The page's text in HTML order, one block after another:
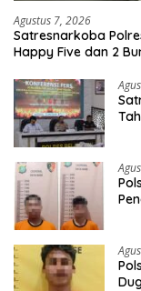
Agustus 7, 2026
Satresnarkoba
Happy Five dan 2